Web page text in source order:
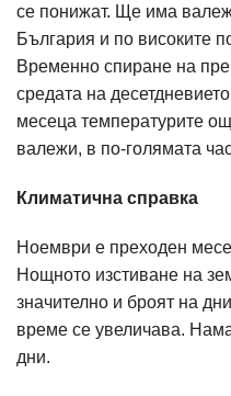
се понижат. Ще има
България и по високите
Временно спиране на
средата на
месеца температурите
валежи, в по-голямата
Климатична справка
Ноември е преходен
Нощното изстиване на
значително и броят на
време се увеличава.
дни.